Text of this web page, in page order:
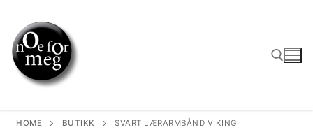
content
HOME BUTIKK SVART LÆRARMBÅND VIKING